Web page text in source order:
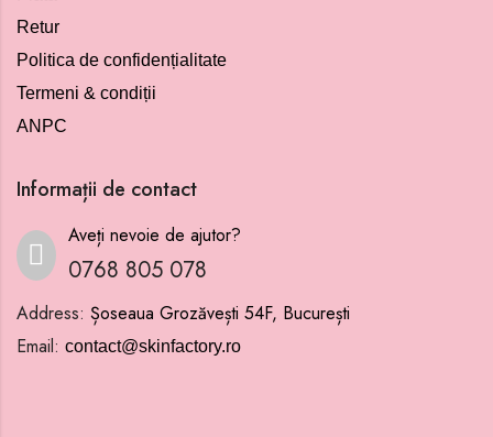
Retur
Politica de confidențialitate
Termeni & condiții
ANPC
Informații de contact
Aveți nevoie de ajutor?
0768 805 078
Address: Șoseaua Grozăvești 54F, București
Email: contact@skinfactory.ro